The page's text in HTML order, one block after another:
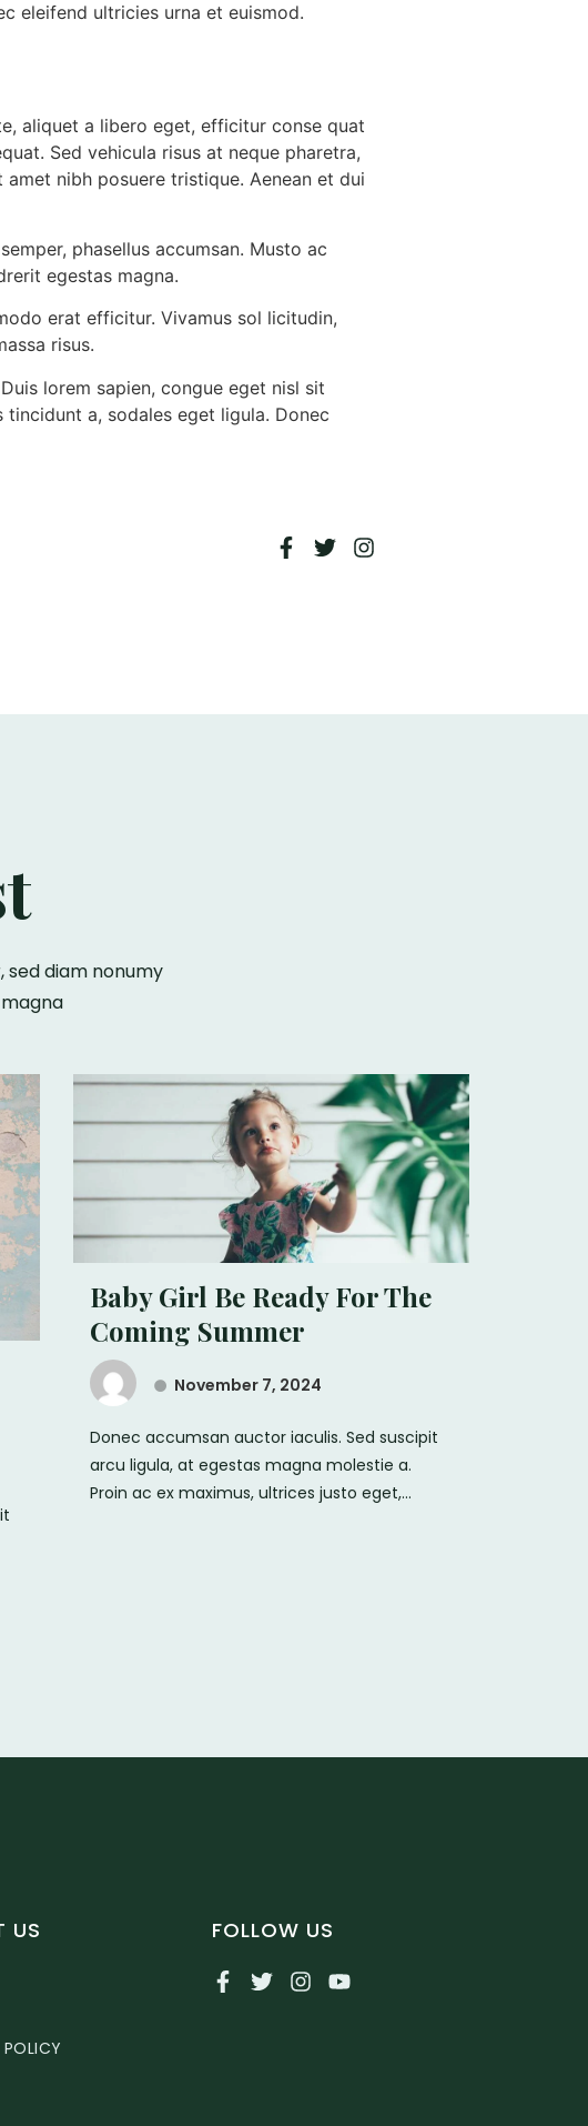
eleifend ultricies urna et euismod.
aliquet a libero eget, efficitur conse quat
Sed vehicula risus at neque pharetra,
nibh posuere tristique. Aenean et dui
phasellus accumsan. Musto ac
egestas magna.
erat efficitur. Vivamus sol licitudin,
risus.
lorem sapien, congue eget nisl sit
a, sodales eget ligula. Donec
sed diam nonumy
Baby Girl Be Ready For The
Coming Summer
November 7, 2024
Donec accumsan auctor iaculis. Sed suscipit
arcu ligula, at egestas magna molestie a.
Proin ac ex maximus, ultrices justo eget,...
US FOLLOW US